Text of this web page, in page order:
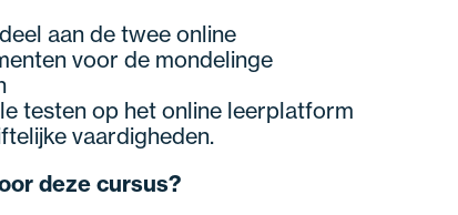
aan de twee online
voor de mondelinge
testen op het online leerplatform
vaardigheden.
deze cursus?